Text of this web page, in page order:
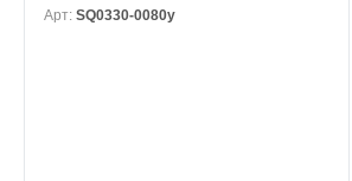
Арт: SQ0330-0080у